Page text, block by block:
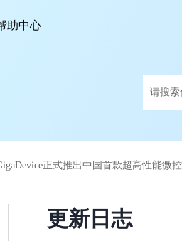
助中心
正式推出中国首款超高性能微
更新日志